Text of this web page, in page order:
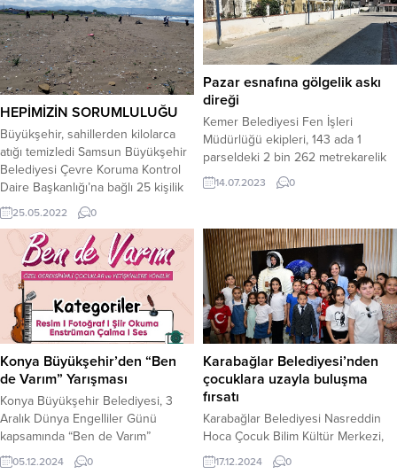
HEPİMİZİN SORUMLULUĞU
Büyükşehir, sahillerden kilolarca
atığı temizledi Samsun Büyükşehir
Belediyesi Çevre Koruma Kontrol
Daire Başkanlığı’na bağlı 25 kişilik
ekip iki günde 3 farklı noktada
temizlik çalışması yaptı. Plastikten
cama, metalden pet şişelere
varıncaya kadar 3 bin 800 kilo atık
sahillerden temizlendi. Samsun
Büyükşehir Belediyesi, Atakum
Adnan Menderes, Alaçam
Geyikkoşan ve Tekkeköy Costal...
25.05.2022 0
Pazar esnafına gölgelik askı
direği
Kemer Belediyesi Fen İşleri
Müdürlüğü ekipleri, 143 ada 1
parseldeki 2 bin 262 metrekarelik
bir alanda 5 sabit dükkanın yer
aldığı pazar yerinde kenar
ürünlerini koruyabilmesi için
gölgelik askı direklerinin montajını
tamamladı. Tamamlanan çalışmalar
kapsamında pazar alanında tezgah
açan esnaf, ürünlerini yağmur ve
güneşten koruyabilmeleri için...
14.07.2023 0
Konya Büyükşehir’den “Ben
de Varım” Yarışması
Konya Büyükşehir Belediyesi, 3
Aralık Dünya Engelliler Günü
kapsamında “Ben de Varım”
sloganıyla özel gereksinimli
05.12.2024 0
Karabağlar Belediyesi’nden
çocuklara uzayla buluşma
fırsatı
Karabağlar Belediyesi Nasreddin
Hoca Çocuk Bilim Kültür Merkezi,
çocukları bilimin heyecan verici
17.12.2024 0